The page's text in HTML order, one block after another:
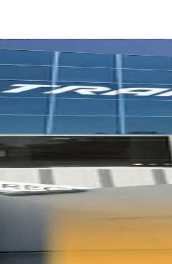
Publicidad creativa que conecta
y estrategia digital en